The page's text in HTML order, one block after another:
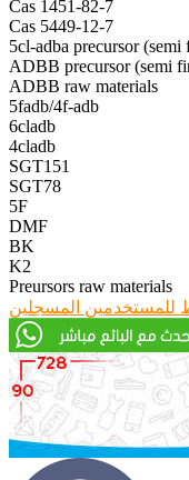
Cas 1451-82-7
Cas 5449-12-7
5cl-adba precursor
ADBB precursor (semi
ADBB raw materials
5fadb/4f-adb
6cladb
4cladb
SGT151
SGT78
5F
DMF
BK
K2
Preursors raw materials
للمستخدمين المسجلين